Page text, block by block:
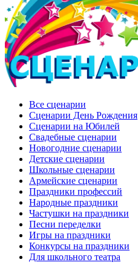
Все сценарии
Сценарии День Рождения
Сценарии на Юбилей
Свадебные сценарии
Новогодние сценарии
Детские сценарии
Школьные сценарии
Армейские сценарии
Праздники профессий
Народные праздники
Частушки на праздники
Песни переделки
Игры на праздники
Конкурсы на праздники
Для школьного театра